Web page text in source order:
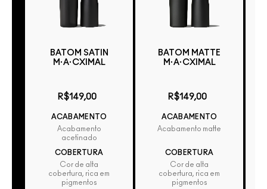
BATOM SATIN
M·A·CXIMAL
R$149,00
ACABAMENTO
Acabamento
acetinado
COBERTURA
Cor de alta
cobertura, rica em
pigmentos
BATOM MATTE
M·A·CXIMAL
R$149,00
ACABAMENTO
Acabamento matte
COBERTURA
Cor de alta
cobertura, rica em
pigmentos